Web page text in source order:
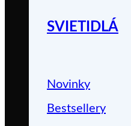
SVIETIDLÁ
Novinky
Bestsellery